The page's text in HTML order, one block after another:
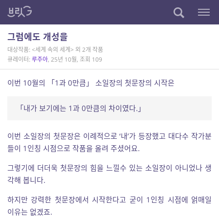
그럼에도 개성을
대상작품: <세계 속의 세계> 외 2개 작품
큐레이터: 루주아, 25년 10월, 조회 109
이번 10월의 「1과 0만큼」 소일장의 첫문장의 시작은
「내가 보기에는 1과 0만큼의 차이였다.」
이번 소일장의 첫문장은 이례적으로 ‘내’가 등장했고 대다수 작가분
들이 1인칭 시점으로 작품을 올려 주셨어요.
그렇기에 더더욱 첫문장의 힘을 느낄수 있는 소일장이 아니었나 생
각해 봅니다.
하지만 강력한 첫문장에서 시작한다고 굳이 1인칭 시점에 얽매일
이유는 없겠죠.